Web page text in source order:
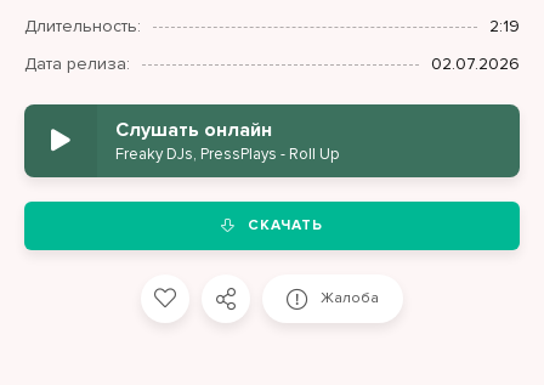
Длительность:
2:19
Дата релиза:
02.07.2026
Слушать онлайн
Freaky DJs, PressPlays - Roll Up
СКАЧАТЬ
Жалоба